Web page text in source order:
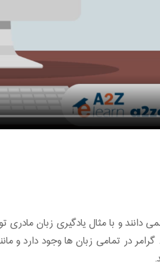
دانند و با مثال یادگیری زبان
در تمامی زبان ها وجود دارد و